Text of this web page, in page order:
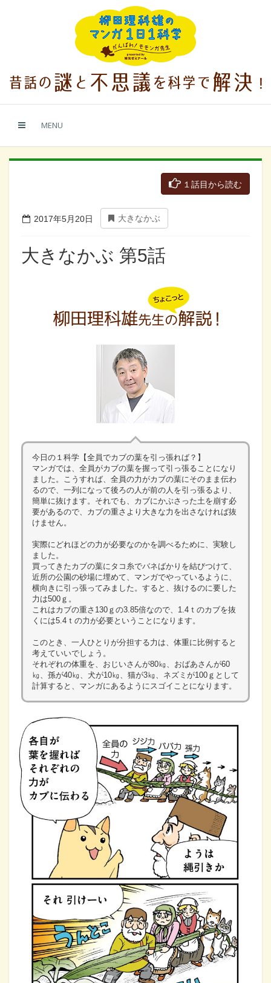
MENU
１話目から読む
2017年5月20日 大きなかぶ
大きなかぶ 第5話
今日の１科学【全員でカブの葉を引っ張れば？】
マンガでは、全員がカブの葉を握って引っ張ることになり
ました。こうすれば、全員の力がカブの葉にそのまま伝わ
るので、一列になって後ろの人が前の人を引っ張るより、
簡単に抜けます。それでも、カブにかぶさった土を崩す必
要があるので、カブの重さより大きな力を出さなければ抜
けません。
実際にどれほどの力が必要なのかを調べるために、実験し
ました。
買ってきたカブの葉にタコ糸でバネばかりを結びつけて、
近所の公園の砂場に埋めて、マンガでやっているように、
横向きに引っ張ってみました。すると、抜けるのに要した
力は500ｇ。
これはカブの重さ130ｇの3.85倍なので、1.4ｔのカブを抜
くには5.4ｔの力が必要ということになります。
このとき、一人ひとりが分担する力は、体重に比例すると
考えていいでしょう。
それぞれの体重を、おじいさんが80㎏、おばあさんが60
㎏、孫が40㎏、犬が10㎏、猫が3㎏、ネズミが100ｇとして
計算すると、マンガにあるようにスゴイことになります。